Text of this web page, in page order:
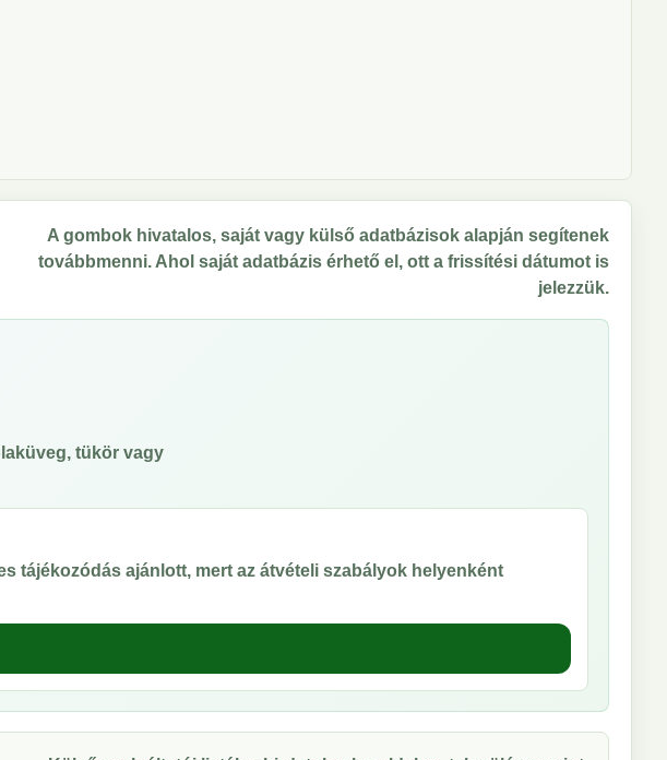
A gombok hivatalos, saját vagy külső adatbázisok alapján segítenek
továbbmenni. Ahol saját adatbázis érhető el, ott a frissítési dátumot is
jelezzük.
tükör vagy
tájékozódás ajánlott, mert az átvételi szabályok helyenként